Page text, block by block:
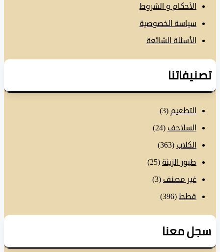
الأحكام و الشروط
سياسة الخصوصية
الأسئلة الشائعة
التطعيم(3)
السلاحف(24)
الكلاب(363)
طيور الزينة (25)
غير مصنف(3)
قطط
(396)
معنا